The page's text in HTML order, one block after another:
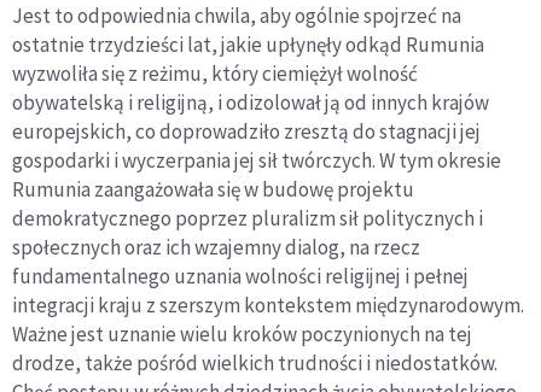
Jest to odpowiednia chwila, aby ogólnie spojrzeć na
ostatnie trzydzieści lat, jakie upłynęły odkąd Rumunia
wyzwoliła się z reżimu, który ciemiężył wolność
obywatelską i religijną, i odizolował ją od innych krajów
europejskich, co doprowadziło zresztą do stagnacji jej
gospodarki i wyczerpania jej sił twórczych. W tym okresie
Rumunia zaangażowała się w budowę projektu
demokratycznego poprzez pluralizm sił politycznych i
społecznych oraz ich wzajemny dialog, na rzecz
fundamentalnego uznania wolności religijnej i pełnej
integracji kraju z szerszym kontekstem międzynarodowym.
Ważne jest uznanie wielu kroków poczynionych na tej
drodze, także pośród wielkich trudności i niedostatków.